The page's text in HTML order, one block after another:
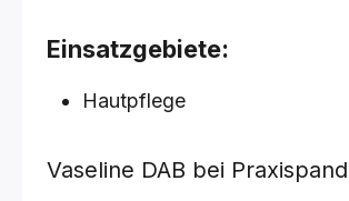
Einsatzgebiete:
Hautpflege
Vaseline DAB bei